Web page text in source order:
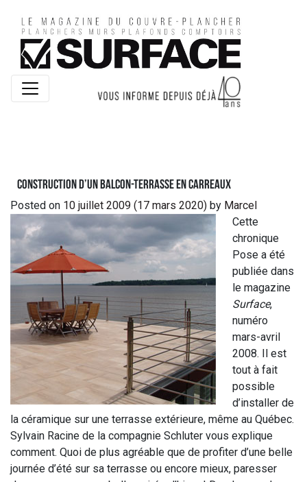
Construction d’un balcon-terrasse en carreaux
Posted on 10 juillet 2009 (17 mars 2020) by Marcel
Cette
chronique
Pose a été
publiée dans
le magazine
Surface,
numéro
mars-avril
2008. Il est
tout à fait
possible
d’installer de
la céramique sur une terrasse extérieure, même au Québec.
Sylvain Racine de la compagnie Schluter vous explique
comment. Quoi de plus agréable que de profiter d’une belle
journée d’été sur sa terrasse ou encore mieux, paresser